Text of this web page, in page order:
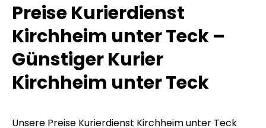
Preise Kurierdienst
Kirchheim unter Teck –
Günstiger Kurier
Kirchheim unter Teck
Unsere Preise Kurierdienst Kirchheim unter Teck